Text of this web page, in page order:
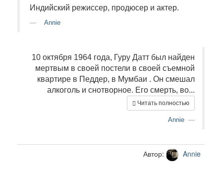
Индийский режиссер, продюсер и актер.
Annie
10 октября 1964 года, Гуру Датт был найден
мертвым в своей постели в своей съемной
квартире в Педдер, в Мумбаи . Он смешал
алкоголь и снотворное. Его смерть, во...
Читать полностью
Annie
Автор: Annie